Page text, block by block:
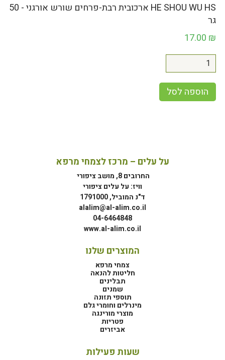
HE SHOU WU HS ארכובית רבת-פרחים שורש אורגני - 50
גר
17.00 ₪
הוספה לסל
על עלים – מרכז לצמחי מרפא
החרובים 8, מושב ציפורי
וויז: על עלים ציפורי
ד"נ המוביל, 1791000
alalim@al-alim.co.il
04-6464848
www.al-alim.co.il
המוצרים שלנו
צמחי מרפא
חליטות להנאה
תבלינים
שמנים
תוספי תזונה
מינרלים וחומרי גלם
מוצרי מורינגה
פטריות
אביזרים
שעות פעילות